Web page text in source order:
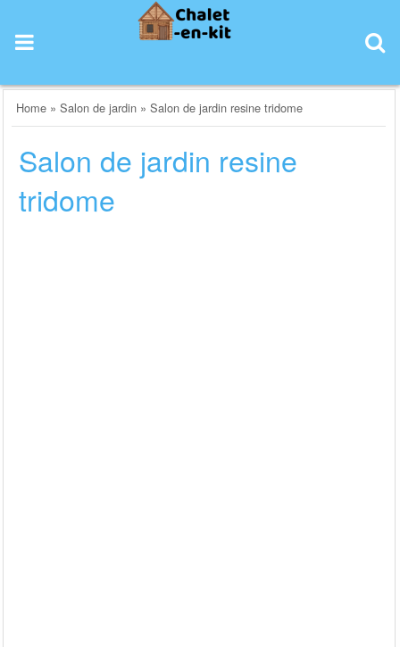
content
Home »Salon de jardin »Salon de jardin resine tridome
Salon de jardin resine
tridome